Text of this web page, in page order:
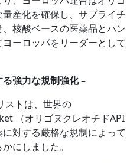
産化を確保し、サプライチ
核酸ベースの医薬品とパン
ーロッパをリーダーとして
強力な規制強化 –
ストは、世界の
（オリゴヌクレオチドAPI
対する厳格な規制によって
にしました。